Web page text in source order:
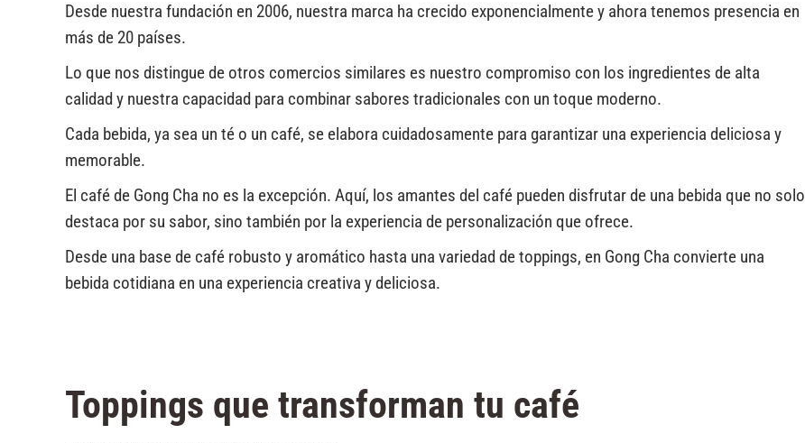
Desde nuestra fundación en 2006, nuestra marca ha crecido exponencialmente y ahora tenemos presencia en
más de 20 países.
Lo que nos distingue de otros comercios similares es nuestro compromiso con los ingredientes de alta
calidad y nuestra capacidad para combinar sabores tradicionales con un toque moderno.
Cada bebida, ya sea un té o un café, se elabora cuidadosamente para garantizar una experiencia deliciosa y
memorable.
El café de Gong Cha no es la excepción. Aquí, los amantes del café pueden disfrutar de una bebida que no solo
destaca por su sabor, sino también por la experiencia de personalización que ofrece.
Desde una base de café robusto y aromático hasta una variedad de toppings, en Gong Cha convierte una
bebida cotidiana en una experiencia creativa y deliciosa.
Toppings que transforman tu café